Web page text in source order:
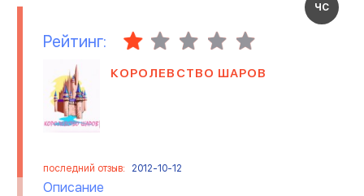
ЧС
Рейтинг:
КОРОЛЕВСТВО ШАРОВ
последний отзыв: 2012-10-12
Описание